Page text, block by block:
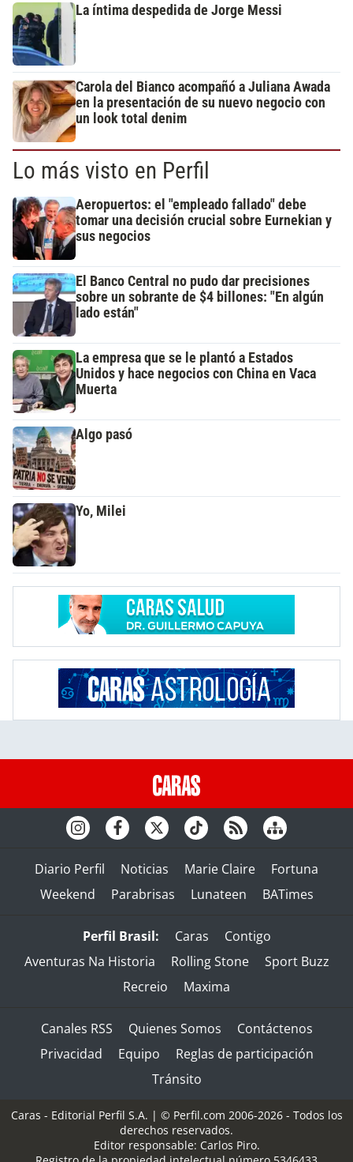
La íntima despedida de Jorge Messi
Carola del Bianco acompañó a Juliana Awada
en la presentación de su nuevo negocio con
un look total denim
Lo más visto en Perfil
Aeropuertos: el "empleado fallado" debe
tomar una decisión crucial sobre Eurnekian y
sus negocios
El Banco Central no pudo dar precisiones
sobre un sobrante de $4 billones: "En algún
lado están"
La empresa que se le plantó a Estados
Unidos y hace negocios con China en Vaca
Muerta
Algo pasó
Yo, Milei
Diario Perfil Noticias Marie Claire
Fortuna
Weekend
Parabrisas Lunateen BATimes
Perfil Brasil: Caras
Contigo
Aventuras Na Historia
Rolling Stone
Sport Buzz
Recreio
Maxima
Canales RSS Quienes Somos
Contáctenos
Privacidad
Equipo
Reglas de participación
Tránsito
Caras - Editorial Perfil S.A. | © Perfil.com 2006-2026 - Todos los
derechos reservados.
Editor responsable: Carlos Piro.